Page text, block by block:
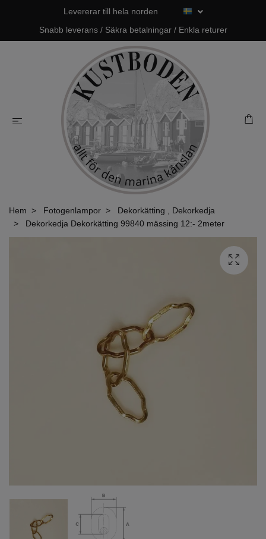
Levererar till hela norden
Snabb leverans / Säkra betalningar / Enkla returer
Hem Fotogenlampor
Dekorkätting , Dekorkedja
Dekorkedja Dekorkätting 99840 mässing 12:- 2meter